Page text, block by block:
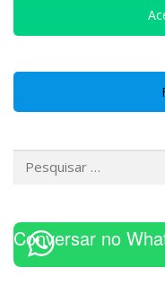
por:
Conversar no